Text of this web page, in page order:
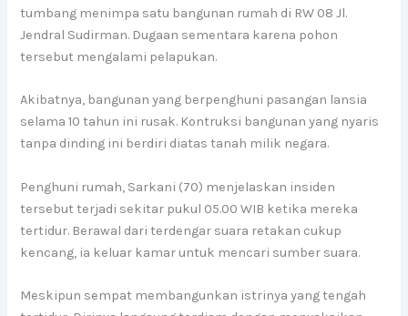
tumbang menimpa satu bangunan rumah di RW 08 Jl.
Jendral Sudirman. Dugaan sementara karena pohon
tersebut mengalami pelapukan.
Akibatnya, bangunan yang berpenghuni pasangan lansia
selama 10 tahun ini rusak. Kontruksi bangunan yang nyaris
tanpa dinding ini berdiri diatas tanah milik negara.
Penghuni rumah, Sarkani (70) menjelaskan insiden
tersebut terjadi sekitar pukul 05.00 WIB ketika mereka
tertidur. Berawal dari terdengar suara retakan cukup
kencang, ia keluar kamar untuk mencari sumber suara.
Meskipun sempat membangunkan istrinya yang tengah